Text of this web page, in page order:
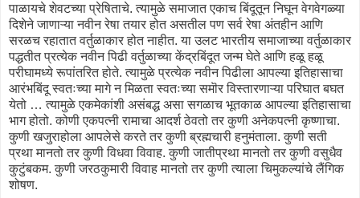
पाळायचे शेवटच्या प्रेषिताचे. त्यामुळे समाजात एकाच बिंदूतून निघून वेगवेगळ्या
दिशेने जाणाऱ्या नवीन रेषा तयार होत असतील पण सर्व रेषा अंतहीन आणि
सरळच रहातात वर्तुळाकार होत नाहीत. या उलट भारतीय समाजाच्या वर्तुळाकार
पद्धतीत प्रत्येक नवीन पिढी वर्तुळाच्या केंद्रबिंदूत जन्म घेते आणि हळू हळू
परीघामध्ये रूपांतरित होते. त्यामुळे प्रत्येक नवीन पिढीला आपल्या इतिहासाचा
आरंभबिंदू स्वतःच्या मागे न मिळता स्वतःच्या समॊर विस्तारणाऱ्या परिघात बघत
येतो … त्यामुळे एकमेकांशी असंबद्ध असा सगळाच भूतकाळ आपल्या इतिहासाचा
भाग होतो. कोणी एकपत्नी रामाचा आदर्श ठेवतो तर कुणी अनेकपत्नी कृष्णाचा.
कुणी खजुराहोला आपलेसे करते तर कुणी ब्रह्मचारी हनुमंताला. कुणी सती
प्रथा मानतो तर कुणी विधवा विवाह. कुणी जातीप्रथा मानतो तर कुणी वसुधैव
कुटुंबकम. कुणी जरठकुमारी विवाह मानतो तर कुणी त्याला चिमुकल्यांचे लैंगिक
शोषण.